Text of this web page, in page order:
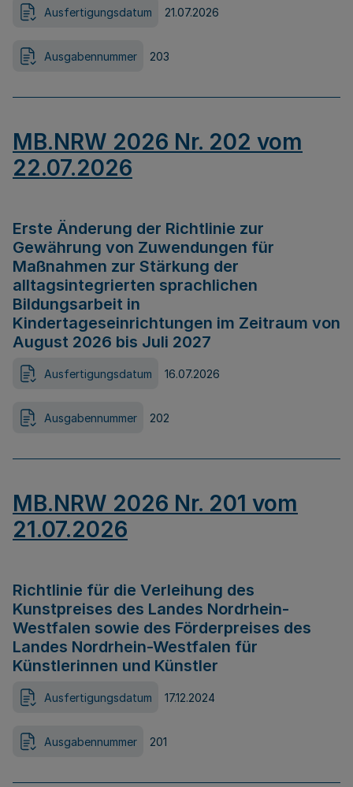
Ausfertigungsdatum 21.07.2026
Ausgabennummer 203
MB.NRW 2026 Nr. 202 vom
22.07.2026
Erste Änderung der Richtlinie zur
Gewährung von Zuwendungen für
Maßnahmen zur Stärkung der
alltagsintegrierten sprachlichen
Bildungsarbeit in
Kindertageseinrichtungen im Zeitraum von
August 2026 bis Juli 2027
Ausfertigungsdatum 16.07.2026
Ausgabennummer 202
MB.NRW 2026 Nr. 201 vom
21.07.2026
Richtlinie für die Verleihung des
Kunstpreises des Landes Nordrhein-
Westfalen sowie des Förderpreises des
Landes Nordrhein-Westfalen für
Künstlerinnen und Künstler
Ausfertigungsdatum 17.12.2024
Ausgabennummer 201